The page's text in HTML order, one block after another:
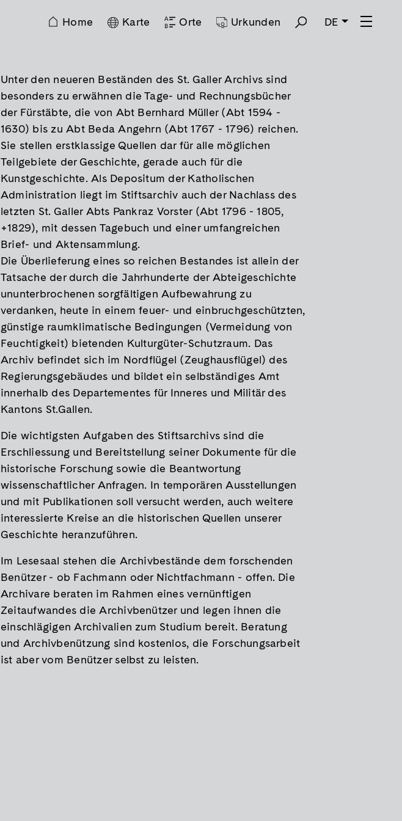
Home Karte Orte Urkunden DE
Unter den neueren Beständen des St. Galler Archivs sind
besonders zu erwähnen die Tage- und Rechnungsbücher
der Fürstäbte, die von Abt Bernhard Müller (Abt 1594 -
1630) bis zu Abt Beda Angehrn (Abt 1767 - 1796) reichen.
Sie stellen erstklassige Quellen dar für alle möglichen
Teilgebiete der Geschichte, gerade auch für die
Kunstgeschichte. Als Depositum der Katholischen
Administration liegt im Stiftsarchiv auch der Nachlass des
letzten St. Galler Abts Pankraz Vorster (Abt 1796 - 1805,
+1829), mit dessen Tagebuch und einer umfangreichen
Brief- und Aktensammlung.
Die Überlieferung eines so reichen Bestandes ist allein der
Tatsache der durch die Jahrhunderte der Abteigeschichte
ununterbrochenen sorgfältigen Aufbewahrung zu
verdanken, heute in einem feuer- und einbruchgeschützten,
günstige raumklimatische Bedingungen (Vermeidung von
Feuchtigkeit) bietenden Kulturgüter-Schutzraum. Das
Archiv befindet sich im Nordflügel (Zeughausflügel) des
Regierungsgebäudes und bildet ein selbständiges Amt
innerhalb des Departementes für Inneres und Militär des
Kantons St.Gallen.
Die wichtigsten Aufgaben des Stiftsarchivs sind die
Erschliessung und Bereitstellung seiner Dokumente für die
historische Forschung sowie die Beantwortung
wissenschaftlicher Anfragen. In temporären Ausstellungen
und mit Publikationen soll versucht werden, auch weitere
interessierte Kreise an die historischen Quellen unserer
Geschichte heranzuführen.
Im Lesesaal stehen die Archivbestände dem forschenden
Benützer - ob Fachmann oder Nichtfachmann - offen. Die
Archivare beraten im Rahmen eines vernünftigen
Zeitaufwandes die Archivbenützer und legen ihnen die
einschlägigen Archivalien zum Studium bereit. Beratung
und Archivbenützung sind kostenlos, die Forschungsarbeit
ist aber vom Benützer selbst zu leisten.